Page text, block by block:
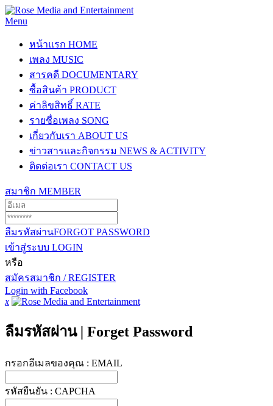
Menu
หน้าแรก HOME
เพลง MUSIC
สารคดี DOCUMENTARY
ซื้อสินค้า PRODUCT
ค่าลิขสิทธิ์ RATE
รายชื่อเพลง SONG
เกี่ยวกับเรา ABOUT US
ข่าวสารและกิจกรรม NEWS & ACTIVITY
ติดต่อเรา CONTACT US
สมาชิก MEMBER
ลืมรหัสผ่านFORGOT PASSWORD
เข้าสู่ระบบ LOGIN
หรือ
สมัครสมาชิก / REGISTER
Login with Facebook
x
ลืมรหัสผ่าน | Forget Password
กรอกอีเมลของคุณ : EMAIL
รหัสยืนยัน : CAPCHA